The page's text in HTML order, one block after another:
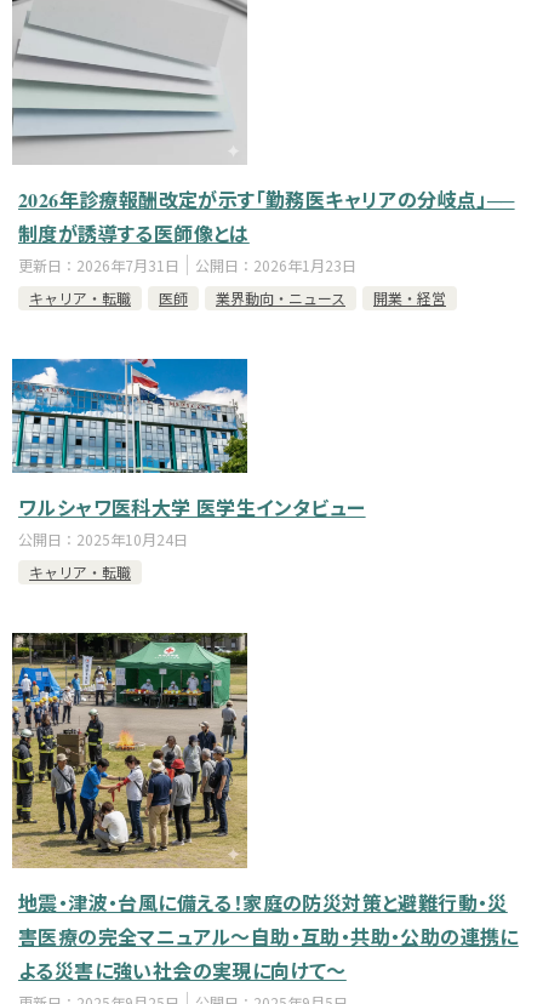
2026年診療報酬改定が示す「勤務医キャリアの分岐点」──
制度が誘導する医師像とは
更新日： 2026年7月31日 公開日： 2026年1月23日
キャリア・転職
医師 業界動向・ニュース 開業・経営
ワルシャワ医科大学 医学生インタビュー
公開日： 2025年10月24日
キャリア・転職
地震・津波・台風に備える！家庭の防災対策と避難行動・災
害医療の完全マニュアル～自助・互助・共助・公助の連携に
よる災害に強い社会の実現に向けて～